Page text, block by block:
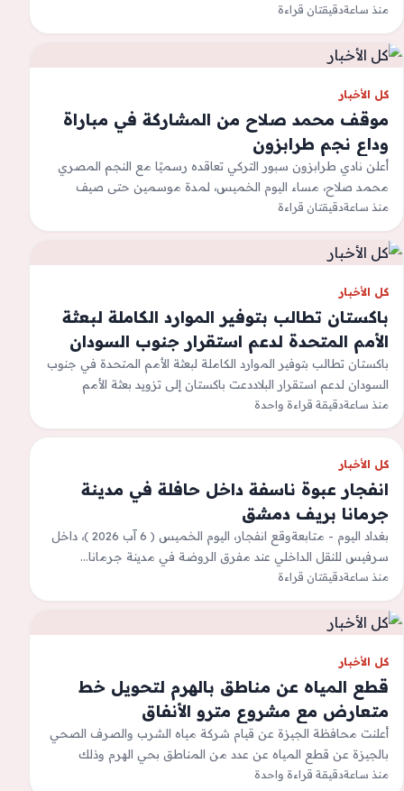
مواسم على…
منذ ساعةدقيقتان قراءة
كل الأخبار
موقف محمد صلاح من المشاركة في مباراة
وداع نجم طرابزون
أعلن نادي طرابزون سبور التركي تعاقده رسميًا مع النجم المصري
محمد صلاح، مساء اليوم الخميس، لمدة موسمين حتى صيف
2028، خلال فترة…
منذ ساعةدقيقتان قراءة
كل الأخبار
باكستان تطالب بتوفير الموارد الكاملة لبعثة
الأمم المتحدة لدعم استقرار جنوب السودان
باكستان تطالب بتوفير الموارد الكاملة لبعثة الأمم المتحدة في جنوب
السودان لدعم استقرار البلاددعت باكستان إلى تزويد بعثة الأمم
المتحدة في جنوب…
منذ ساعةدقيقة قراءة واحدة
كل الأخبار
انفجار عبوة ناسفة داخل حافلة في مدينة
جرمانا بريف دمشق
بغداد اليوم - متابعةوقع انفجار، اليوم الخميس ( 6 آب 2026 )، داخل
سرفيس للنقل الداخلي عند مفرق الروضة في مدينة جرمانا…
منذ ساعةدقيقتان قراءة
كل الأخبار
قطع المياه عن مناطق بالهرم لتحويل خط
متعارض مع مشروع مترو الأنفاق
أعلنت محافظة الجيزة عن قيام شركة مياه الشرب والصرف الصحي
بالجيزة عن قطع المياه عن عدد من المناطق بحي الهرم وذلك
اعتبارًا…
منذ ساعةدقيقة قراءة واحدة